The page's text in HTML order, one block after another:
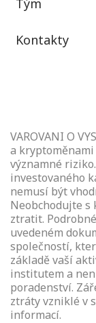
Tým
Kontakty
VAROVANI O
a
významné
investovaného
nemusí být
Neobchodujte
ztratit.
uvedeném
společností,
základě vaší
institutem a
poradenství.
ztráty vzniklé v
informací.